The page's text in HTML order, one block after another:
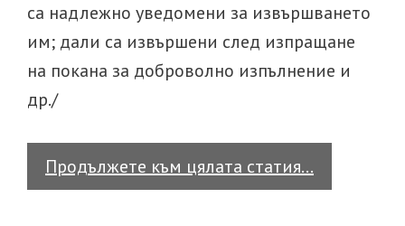
са надлежно уведомени за извършването
им; дали са извършени след изпращане
на покана за доброволно изпълнение и
др./
Продължете към цялата статия…
са